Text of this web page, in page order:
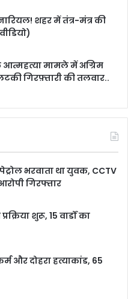
शहर में तंत्र-मंत्र की
आत्महत्या मामले में अग्रिम
गिरफ़्तारी की तलवार..
भरवाता था युवक, CCTV
गिरफ्तार
शुरू, 15 वार्डों का
और दोहरा हत्याकांड, 65